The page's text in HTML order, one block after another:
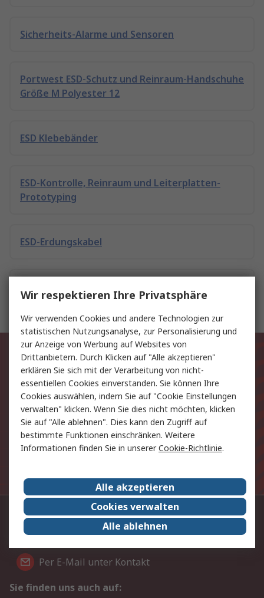
Sicherheits-Alarme und Sensoren
Portwest ESD-Schutz und Reinraum-Handschuhe
Größe M Polyester 12
ESD Klebebänder
ESD-Kontrolle, Reinraum und Leiterplatten-
Prototyping
ESD-Erdungskabel
Größe M
Exklusiv für Sie unsere neuesten
Produkte und Angebote
E-Mail-Anschrift
Anmelden
Die personenbezogenen Daten, die Sie uns bei
Datenschutzerklärungverarbeitet.
Kontaktieren Sie uns:
Per E-Mail unter Kontakt
Sie finden uns auch auf:
Wir respektieren Ihre Privatsphäre
Wir verwenden Cookies und andere Technologien zur
statistischen Nutzungsanalyse, zur Personalisierung und
zur Anzeige von Werbung auf Websites von
Drittanbietern. Durch Klicken auf "Alle akzeptieren"
erklären Sie sich mit der Verarbeitung von nicht-
essentiellen Cookies einverstanden. Sie können Ihre
Cookies auswählen, indem Sie auf "Cookie Einstellungen
verwalten" klicken. Wenn Sie dies nicht möchten, klicken
Sie auf "Alle ablehnen". Dies kann den Zugriff auf
bestimmte Funktionen einschränken. Weitere
Informationen finden Sie in unsererCookie-Richtlinie.
Alle akzeptieren
Cookies verwalten
Alle ablehnen